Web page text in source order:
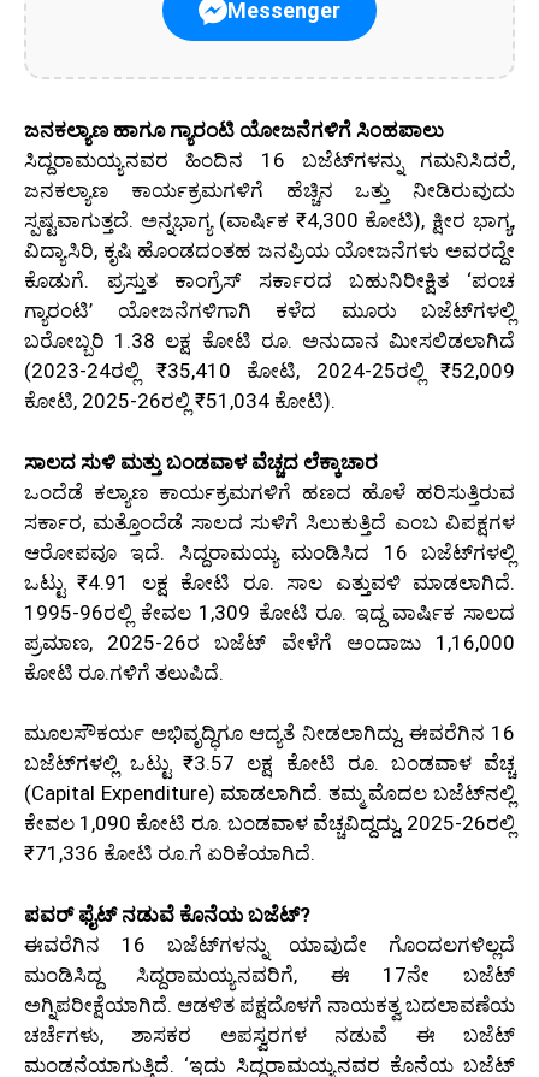
Messenger
ಜನಕಲ್ಯಾಣ ಹಾಗೂ ಗ್ಯಾರಂಟಿ ಯೋಜನೆಗಳಿಗೆ ಸಿಂಹಪಾಲು
ಸಿದ್ದರಾಮಯ್ಯನವರ ಹಿಂದಿನ 16 ಬಜೆಟ್‌ಗಳನ್ನು ಗಮನಿಸಿದರೆ,
ಜನಕಲ್ಯಾಣ ಕಾರ್ಯಕ್ರಮಗಳಿಗೆ ಹೆಚ್ಚಿನ ಒತ್ತು ನೀಡಿರುವುದು
ಸ್ಪಷ್ಟವಾಗುತ್ತದೆ. ಅನ್ನಭಾಗ್ಯ (ವಾರ್ಷಿಕ ₹4,300 ಕೋಟಿ), ಕ್ಷೀರ ಭಾಗ್ಯ,
ವಿದ್ಯಾಸಿರಿ, ಕೃಷಿ ಹೊಂಡದಂತಹ ಜನಪ್ರಿಯ ಯೋಜನೆಗಳು ಅವರದ್ದೇ
ಕೊಡುಗೆ. ಪ್ರಸ್ತುತ ಕಾಂಗ್ರೆಸ್ ಸರ್ಕಾರದ ಬಹುನಿರೀಕ್ಷಿತ ‘ಪಂಚ
ಗ್ಯಾರಂಟಿ’ ಯೋಜನೆಗಳಿಗಾಗಿ ಕಳೆದ ಮೂರು ಬಜೆಟ್‌ಗಳಲ್ಲಿ
ಬರೋಬ್ಬರಿ 1.38 ಲಕ್ಷ ಕೋಟಿ ರೂ. ಅನುದಾನ ಮೀಸಲಿಡಲಾಗಿದೆ
(2023-24ರಲ್ಲಿ ₹35,410 ಕೋಟಿ, 2024-25ರಲ್ಲಿ ₹52,009
ಕೋಟಿ, 2025-26ರಲ್ಲಿ ₹51,034 ಕೋಟಿ).
ಸಾಲದ ಸುಳಿ ಮತ್ತು ಬಂಡವಾಳ ವೆಚ್ಚದ ಲೆಕ್ಕಾಚಾರ
ಒಂದೆಡೆ ಕಲ್ಯಾಣ ಕಾರ್ಯಕ್ರಮಗಳಿಗೆ ಹಣದ ಹೊಳೆ ಹರಿಸುತ್ತಿರುವ
ಸರ್ಕಾರ, ಮತ್ತೊಂದೆಡೆ ಸಾಲದ ಸುಳಿಗೆ ಸಿಲುಕುತ್ತಿದೆ ಎಂಬ ವಿಪಕ್ಷಗಳ
ಆರೋಪವೂ ಇದೆ. ಸಿದ್ದರಾಮಯ್ಯ ಮಂಡಿಸಿದ 16 ಬಜೆಟ್‌ಗಳಲ್ಲಿ
ಒಟ್ಟು ₹4.91 ಲಕ್ಷ ಕೋಟಿ ರೂ. ಸಾಲ ಎತ್ತುವಳಿ ಮಾಡಲಾಗಿದೆ.
1995-96ರಲ್ಲಿ ಕೇವಲ 1,309 ಕೋಟಿ ರೂ. ಇದ್ದ ವಾರ್ಷಿಕ ಸಾಲದ
ಪ್ರಮಾಣ, 2025-26ರ ಬಜೆಟ್ ವೇಳೆಗೆ ಅಂದಾಜು 1,16,000
ಕೋಟಿ ರೂ.ಗಳಿಗೆ ತಲುಪಿದೆ.
ಮೂಲಸೌಕರ್ಯ ಅಭಿವೃದ್ಧಿಗೂ ಆದ್ಯತೆ ನೀಡಲಾಗಿದ್ದು, ಈವರೆಗಿನ 16
ಬಜೆಟ್‌ಗಳಲ್ಲಿ ಒಟ್ಟು ₹3.57 ಲಕ್ಷ ಕೋಟಿ ರೂ. ಬಂಡವಾಳ ವೆಚ್ಚ
(Capital Expenditure) ಮಾಡಲಾಗಿದೆ. ತಮ್ಮ ಮೊದಲ ಬಜೆಟ್‌ನಲ್ಲಿ
ಕೇವಲ 1,090 ಕೋಟಿ ರೂ. ಬಂಡವಾಳ ವೆಚ್ಚವಿದ್ದದ್ದು, 2025-26ರಲ್ಲಿ
₹71,336 ಕೋಟಿ ರೂ.ಗೆ ಏರಿಕೆಯಾಗಿದೆ.
ಪವರ್ ಫೈಟ್ ನಡುವೆ ಕೊನೆಯ ಬಜೆಟ್?
ಈವರೆಗಿನ 16 ಬಜೆಟ್‌ಗಳನ್ನು ಯಾವುದೇ ಗೊಂದಲಗಳಿಲ್ಲದೆ
ಮಂಡಿಸಿದ್ದ ಸಿದ್ದರಾಮಯ್ಯನವರಿಗೆ, ಈ 17ನೇ ಬಜೆಟ್
ಅಗ್ನಿಪರೀಕ್ಷೆಯಾಗಿದೆ. ಆಡಳಿತ ಪಕ್ಷದೊಳಗೆ ನಾಯಕತ್ವ ಬದಲಾವಣೆಯ
ಚರ್ಚೆಗಳು, ಶಾಸಕರ ಅಪಸ್ವರಗಳ ನಡುವೆ ಈ ಬಜೆಟ್
ಮಂಡನೆಯಾಗುತ್ತಿದೆ. ‘ಇದು ಸಿದ್ದರಾಮಯ್ಯನವರ ಕೊನೆಯ ಬಜೆಟ್